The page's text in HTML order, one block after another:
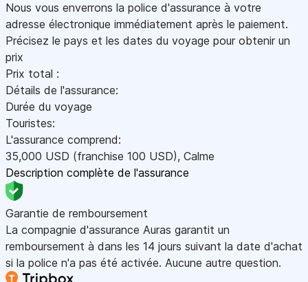
Nous vous enverrons la police d'assurance à votre
adresse électronique immédiatement après le paiement.
Précisez le pays et les dates du voyage pour obtenir un
prix
Prix total :
Détails de l'assurance:
Durée du voyage
Touristes:
L'assurance comprend:
35,000 USD (franchise 100 USD), Calme
Description complète de l'assurance
Garantie de remboursement
La compagnie d'assurance Auras garantit un
remboursement à dans les 14 jours suivant la date d'achat
si la police n'a pas été activée. Aucune autre question.